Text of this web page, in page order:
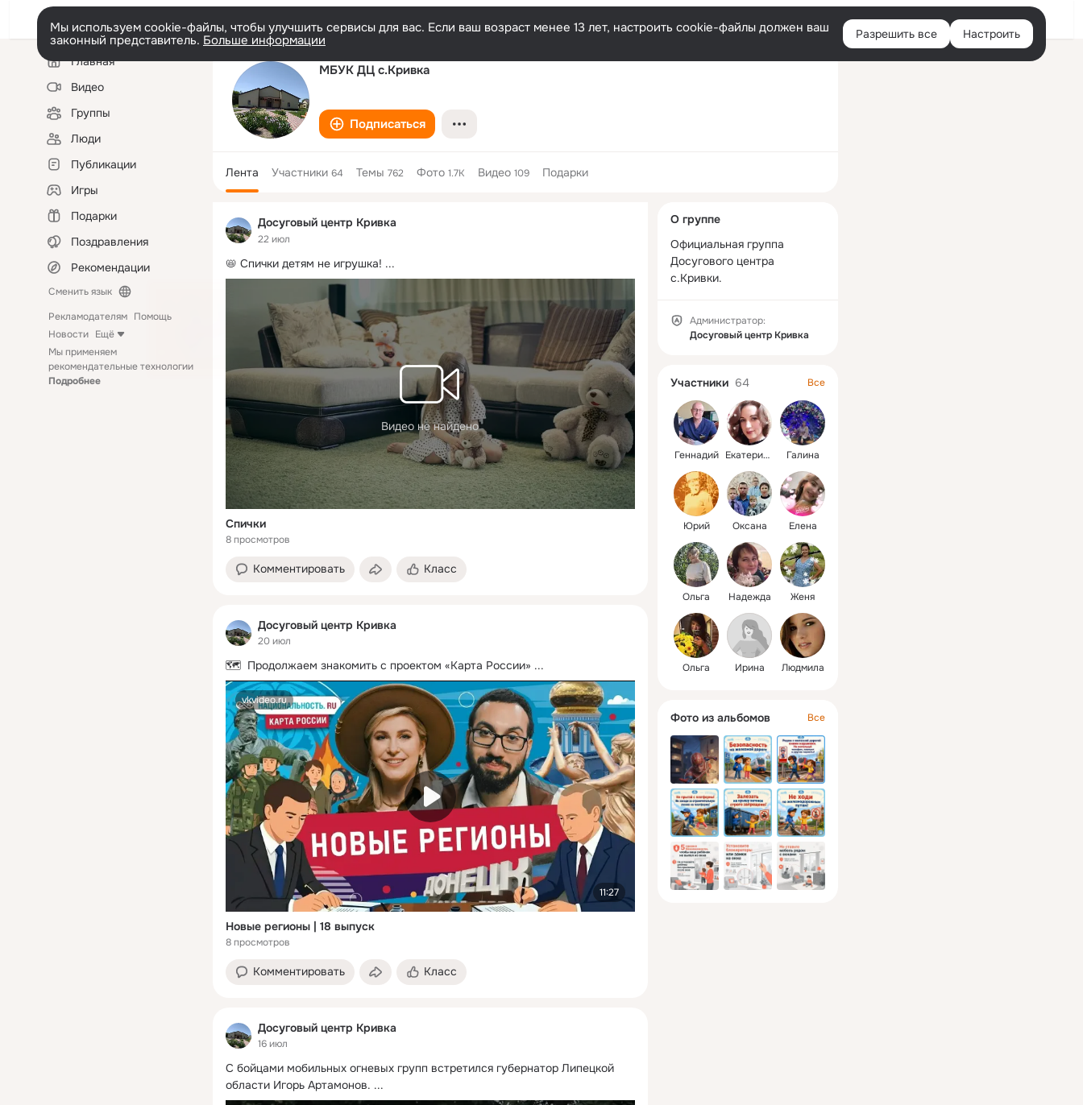
Войти
Мы используем cookie-файлы, чтобы улучшить сервисы для вас. Если ваш возраст менее 13 лет, настроить cookie-файлы должен ваш
законный представитель. Больше информации Разрешить все Настроить
Левая
колонкаГлавная
Видео
Группы
Люди
Публикации
Игры
Подарки
Поздравления
Рекомендации
Сменить язык
Рекламодателям Помощь
Новости Ещё
Мы применяем
рекомендательные технологии
Подробнее
МБУК ДЦ с.Кривка
Подписаться
Лента Участники 64 Темы 762 Фото 1.7K Видео 109 Подарки
Досуговый центр Кривка
22 июл
📛 Спички детям не игрушка! ...
Видео не найдено
Спички
8 просмотров
Комментировать Класс
Досуговый центр Кривка
20 июл
🗺️  Продолжаем знакомить с проектом «Карта России» ...
11:27
vkvideo.ru
Новые регионы | 18 выпуск
8 просмотров
Комментировать Класс
Досуговый центр Кривка
16 июл
С бойцами мобильных огневых групп встретился губернатор Липецкой
области Игорь Артамонов. ...
колонка
О группе
Официальная группа
Досугового центра
с.Кривки.
Администратор:
Досуговый центр Кривка
Участники 64 Все
Геннадий Екатерина Галина
Юрий Оксана Елена
Ольга Надежда Женя
Ольга Ирина Людмила
Фото из альбомов Все